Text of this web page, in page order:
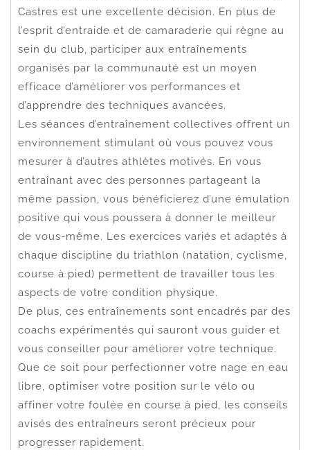
Castres est une excellente décision. En plus de
l’esprit d’entraide et de camaraderie qui règne au
sein du club, participer aux entraînements
organisés par la communauté est un moyen
efficace d’améliorer vos performances et
d’apprendre des techniques avancées.
Les séances d’entraînement collectives offrent un
environnement stimulant où vous pouvez vous
mesurer à d’autres athlètes motivés. En vous
entraînant avec des personnes partageant la
même passion, vous bénéficierez d’une émulation
positive qui vous poussera à donner le meilleur
de vous-même. Les exercices variés et adaptés à
chaque discipline du triathlon (natation, cyclisme,
course à pied) permettent de travailler tous les
aspects de votre condition physique.
De plus, ces entraînements sont encadrés par des
coachs expérimentés qui sauront vous guider et
vous conseiller pour améliorer votre technique.
Que ce soit pour perfectionner votre nage en eau
libre, optimiser votre position sur le vélo ou
affiner votre foulée en course à pied, les conseils
avisés des entraîneurs seront précieux pour
progresser rapidement.